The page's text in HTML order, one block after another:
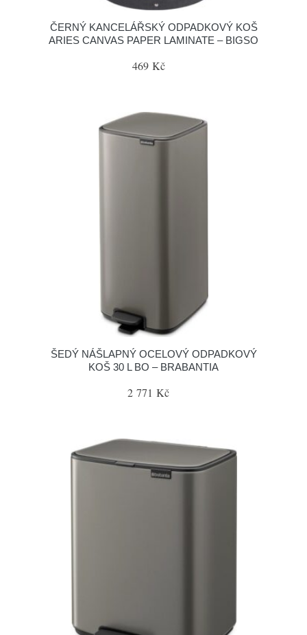
ČERNÝ KANCELÁŘSKÝ ODPADKOVÝ KOŠ
ARIES CANVAS PAPER LAMINATE – BIGSO
469 Kč
ŠEDÝ NÁŠLAPNÝ OCELOVÝ ODPADKOVÝ
KOŠ 30 L BO – BRABANTIA
2 771 Kč